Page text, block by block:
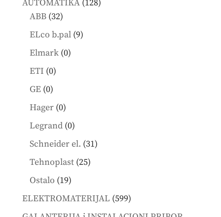
AUTOMATIKA 128128
ABB 3232
products
ELco b.pal 99
Elmark 00
ETI 00
GE 00
products
Hager 00
products
Legrand 00
products
Schneider el. 3131
Tehnoplast 2525
Ostalo 1919
products
ELEKTROMATERIJAL 599599
products